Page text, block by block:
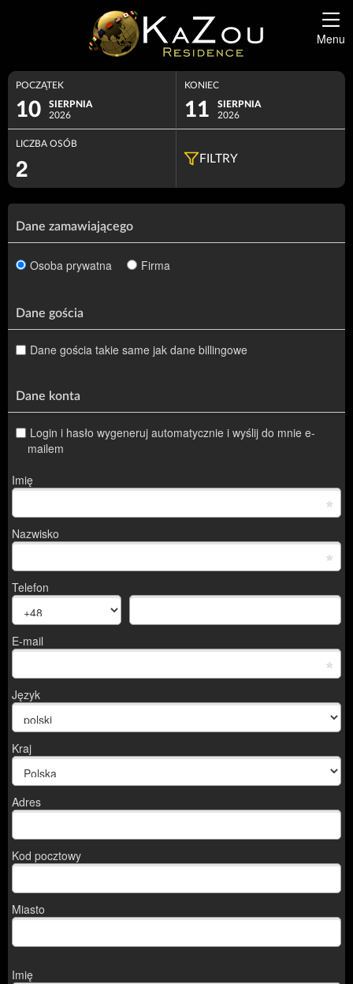
Menu
POCZĄTEK
10
SIERPNIA
2026
KONIEC
11
SIERPNIA
2026
LICZBA OSÓB
2 FILTRY
Dane zamawiającego
Osoba prywatna Firma
Dane gościa
Dane gościa takie same jak dane billingowe
Dane konta
Login i hasło wygeneruj automatycznie i wyślij do mnie e-
mailem
Imię
*
Nazwisko
*
Telefon
E-mail
*
Język
Kraj
Adres
Kod pocztowy
Miasto
Imię